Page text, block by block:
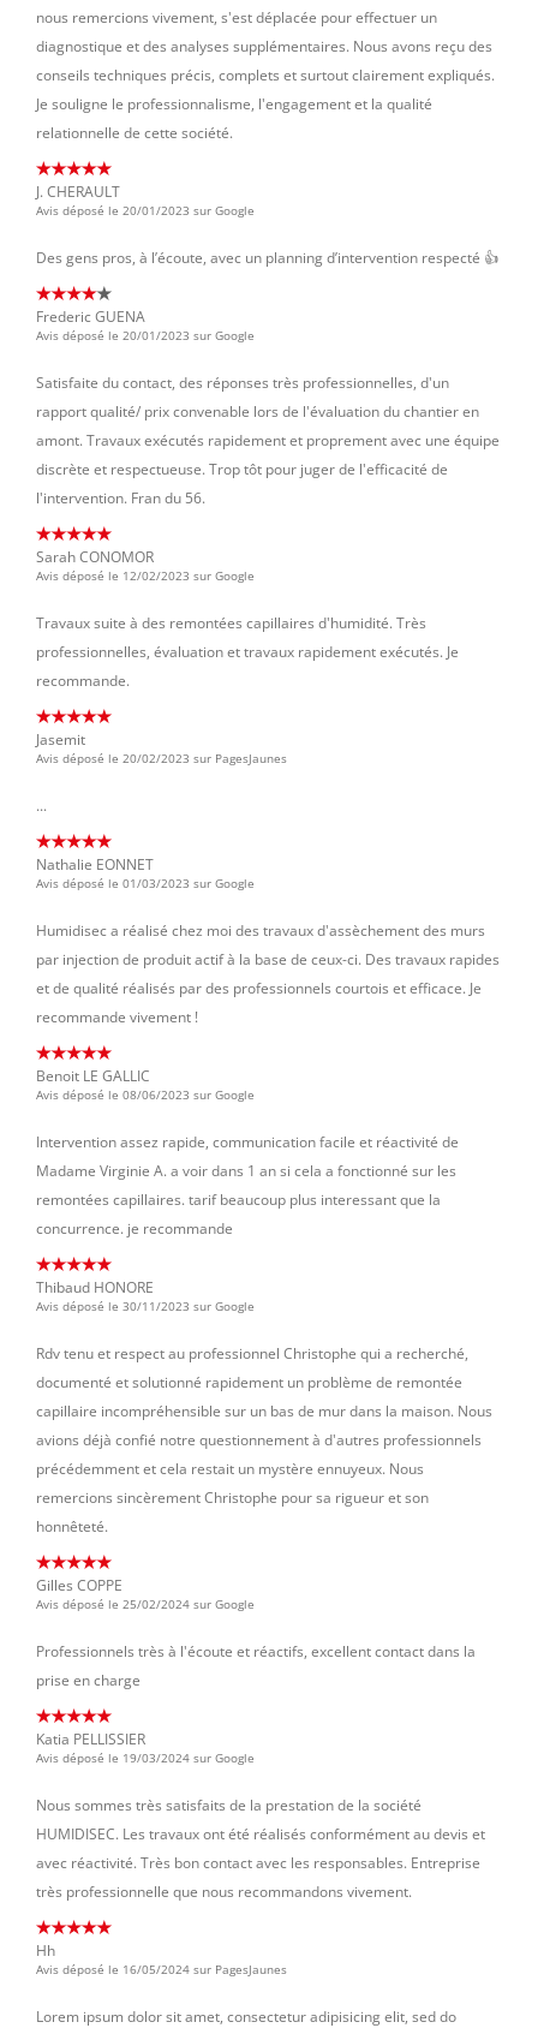
nous remercions vivement, s'est déplacée pour effectuer un
diagnostique et des analyses supplémentaires. Nous avons reçu des
conseils techniques précis, complets et surtout clairement expliqués.
Je souligne le professionnalisme, l'engagement et la qualité
relationnelle de cette société.
J. CHERAULT
Avis déposé le 20/01/2023 sur Google
Des gens pros, à l’écoute, avec un planning d’intervention respecté 👍
Frederic GUENA
Avis déposé le 20/01/2023 sur Google
Satisfaite du contact, des réponses très professionnelles, d'un
rapport qualité/ prix convenable lors de l'évaluation du chantier en
amont. Travaux exécutés rapidement et proprement avec une équipe
discrète et respectueuse. Trop tôt pour juger de l'efficacité de
l'intervention. Fran du 56.
Sarah CONOMOR
Avis déposé le 12/02/2023 sur Google
Travaux suite à des remontées capillaires d'humidité. Très
professionnelles, évaluation et travaux rapidement exécutés. Je
recommande.
Jasemit
Avis déposé le 20/02/2023 sur PagesJaunes
...
Nathalie EONNET
Avis déposé le 01/03/2023 sur Google
Humidisec a réalisé chez moi des travaux d'assèchement des murs
par injection de produit actif à la base de ceux-ci. Des travaux rapides
et de qualité réalisés par des professionnels courtois et efficace. Je
recommande vivement !
Benoit LE GALLIC
Avis déposé le 08/06/2023 sur Google
Intervention assez rapide, communication facile et réactivité de
Madame Virginie A. a voir dans 1 an si cela a fonctionné sur les
remontées capillaires. tarif beaucoup plus interessant que la
concurrence. je recommande
Thibaud HONORE
Avis déposé le 30/11/2023 sur Google
Rdv tenu et respect au professionnel Christophe qui a recherché,
documenté et solutionné rapidement un problème de remontée
capillaire incompréhensible sur un bas de mur dans la maison. Nous
avions déjà confié notre questionnement à d'autres professionnels
précédemment et cela restait un mystère ennuyeux. Nous
remercions sincèrement Christophe pour sa rigueur et son
honnêteté.
Gilles COPPE
Avis déposé le 25/02/2024 sur Google
Professionnels très à l'écoute et réactifs, excellent contact dans la
prise en charge
Katia PELLISSIER
Avis déposé le 19/03/2024 sur Google
Nous sommes très satisfaits de la prestation de la société
HUMIDISEC. Les travaux ont été réalisés conformément au devis et
avec réactivité. Très bon contact avec les responsables. Entreprise
très professionnelle que nous recommandons vivement.
Hh
Avis déposé le 16/05/2024 sur PagesJaunes
Lorem ipsum dolor sit amet, consectetur adipisicing elit, sed do